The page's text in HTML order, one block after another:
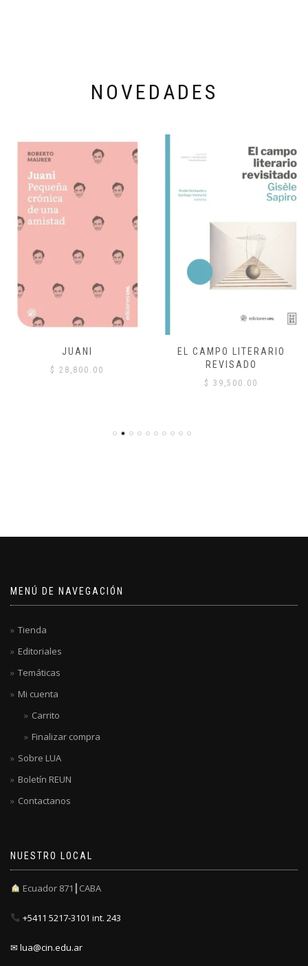
NOVEDADES
JUANI
$ 28,800.00
EL CAMPO LITERARIO
REVISADO
$ 39,500.00
MENÚ DE NAVEGACIÓN
Tienda
Editoriales
Temáticas
Mi cuenta
Carrito
Finalizar compra
Sobre LUA
Boletín REUN
Contactanos
NUESTRO LOCAL
Ecuador 871┃CABA
+5411 5217-3101 int. 243
✉ lua@cin.edu.ar